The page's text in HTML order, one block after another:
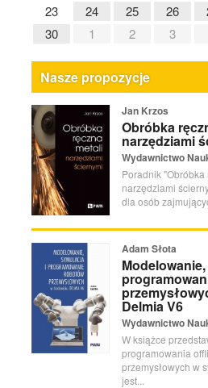
23
24 25 26
30
1 2 3
Nasze propozycje
Jan Krzos
Obróbka
narzędziami
Wydawnictwo
Poradnik
narzędziami
dla osób
Adam Słota
Delmia V6
Wydawnictwo
W książce
programowania
przemysłowych w
jest...